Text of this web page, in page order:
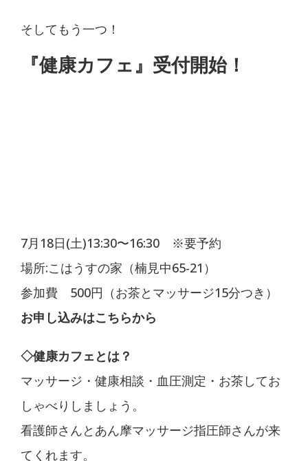
そしてもう一つ！
『健康カフェ』受付開始！
7月18日(土)13:30〜16:30 ※要予約
場所:こはうすの家（楠見中65-21）
参加費 500円（お茶とマッサージ15分つき）
お申し込みはこちらから
◇健康カフェとは？
マッサージ・健康相談・血圧測定・お茶してお
しゃべりしましょう。
看護師さんとあん摩マッサージ指圧師さんが来
てくれます。